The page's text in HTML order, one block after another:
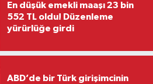
En düşük emekli maaşı 23 bin
552 TL oldu! Düzenleme
yürürlüğe girdi
ABD’de bir Türk girişimcinin